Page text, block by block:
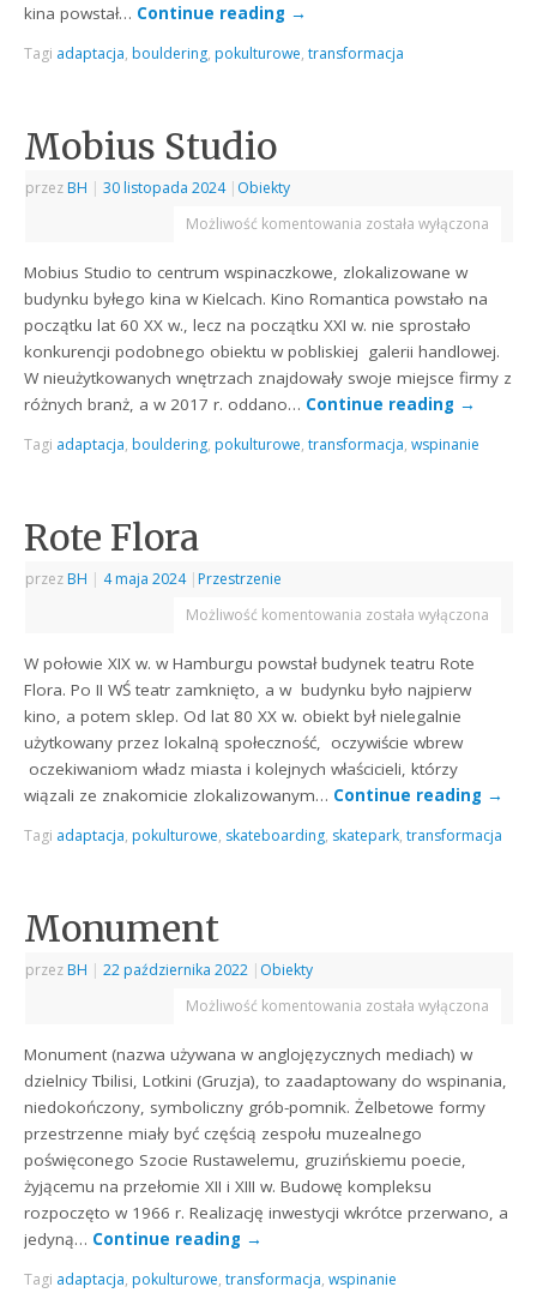
kina powstał… Continue reading →
Tagi adaptacja, bouldering, pokulturowe,transformacja
Mobius Studio
przez BH | 30 listopada 2024 | Obiekty
Możliwość komentowania została wyłączona
Mobius Studio to centrum wspinaczkowe, zlokalizowane w
budynku byłego kina w Kielcach. Kino Romantica powstało na
początku lat 60 XX w., lecz na początku XXI w. nie sprostało
konkurencji podobnego obiektu w pobliskiej galerii handlowej.
W nieużytkowanych wnętrzach znajdowały swoje miejsce firmy z
różnych branż, a w 2017 r. oddano… Continue reading →
Tagi adaptacja, bouldering, pokulturowe,transformacja,wspinanie
Rote Flora
przez BH | 4 maja 2024 | Przestrzenie
Możliwość komentowania została wyłączona
W połowie XIX w. w Hamburgu powstał budynek teatru Rote
Flora. Po II WŚ teatr zamknięto, a w budynku było najpierw
kino, a potem sklep. Od lat 80 XX w. obiekt był nielegalnie
użytkowany przez lokalną społeczność, oczywiście wbrew
oczekiwaniom władz miasta i kolejnych właścicieli, którzy
wiązali ze znakomicie zlokalizowanym… Continue reading →
Tagi adaptacja, pokulturowe, skateboarding, skatepark,transformacja
Monument
przez BH | 22 października 2022 | Obiekty
Możliwość komentowania została wyłączona
Monument (nazwa używana w anglojęzycznych mediach) w
dzielnicy Tbilisi, Lotkini (Gruzja), to zaadaptowany do wspinania,
niedokończony, symboliczny grób-pomnik. Żelbetowe formy
przestrzenne miały być częścią zespołu muzealnego
poświęconego Szocie Rustawelemu, gruzińskiemu poecie,
żyjącemu na przełomie XII i XIII w. Budowę kompleksu
rozpoczęto w 1966 r. Realizację inwestycji wkrótce przerwano, a
jedyną… Continue reading →
Tagi adaptacja, pokulturowe,transformacja,wspinanie